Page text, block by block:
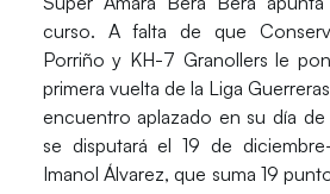
curso. A falta de que
Porriño y KH-7 Granollers le
primera vuelta de la Liga
encuentro aplazado en su día de
se disputará el 19 de
Imanol Álvarez, que suma 19